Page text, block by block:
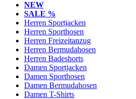
NEW
SALE %
Herren Sportjacken
Herren Sporthosen
Herren Freizeitanzug
Herren Bermudahosen
Herren Badeshorts
Damen Sportjacken
Damen Sporthosen
Damen Bermudahosen
Damen T-Shirts